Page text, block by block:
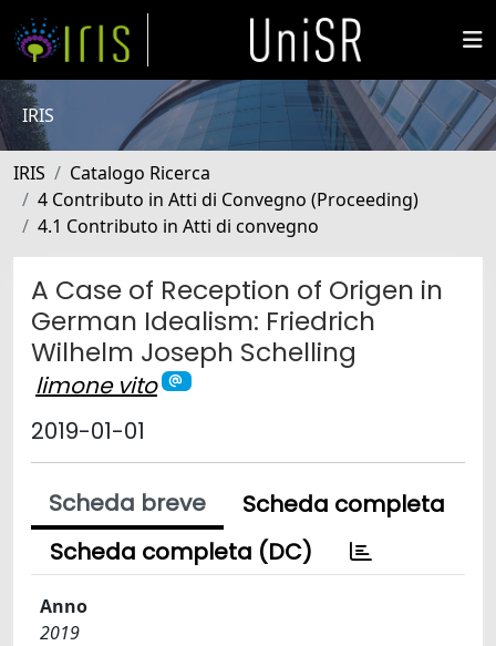
IRIS
IRIS
Catalogo Ricerca
4 Contributo in Atti di Convegno (Proceeding)
4.1 Contributo in Atti di convegno
A Case of Reception of Origen in
German Idealism: Friedrich
Wilhelm Joseph Schelling
limone vito
2019-01-01
Scheda breve
Scheda completa
Scheda completa (DC)
Anno
2019